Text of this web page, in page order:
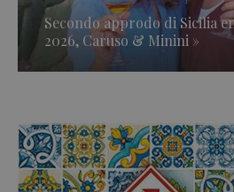
Secondo approdo di Sicilia
2026, Caruso & Minini »